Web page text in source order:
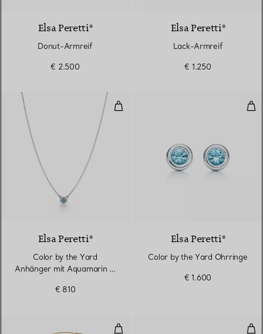
Elsa Peretti®
Donut-Armreif
€ 2.500
Elsa Peretti®
Lack-Armreif
€ 1.250
Color by the Yard Anhänger mit
Elsa Peretti®
Color by the Yard
Anhänger mit Aquamarin in
€ 810
Elsa Peretti®
Color by the Yard Ohrringe
€ 1.600
Bean Design Halsreif in